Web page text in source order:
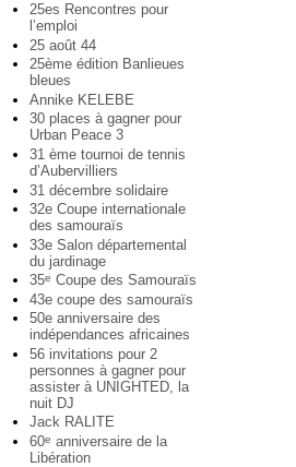
25es Rencontres pour
l’emploi
25 août 44
25ème édition Banlieues
bleues
Annike KELEBE
30 places à gagner pour
Urban Peace 3
31 ème tournoi de tennis
d’Aubervilliers
31 décembre solidaire
32e Coupe internationale
des samouraïs
33e Salon départemental
du jardinage
35e Coupe des Samouraïs
43e coupe des samouraïs
50e anniversaire des
indépendances africaines
56 invitations pour 2
personnes à gagner pour
assister à UNIGHTED, la
nuit DJ
Jack RALITE
60e anniversaire de la
Libération